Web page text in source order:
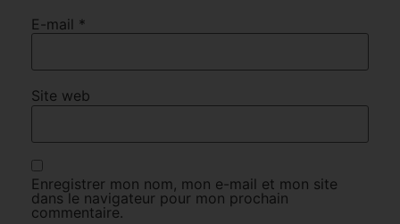
E-mail *
Site web
Enregistrer mon nom, mon e-mail et mon site
dans le navigateur pour mon prochain
commentaire.